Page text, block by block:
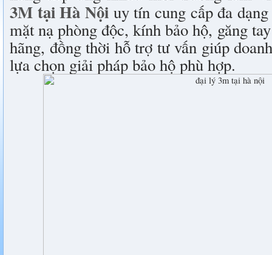
3M tại Hà Nộiuy tín cung cấp đa
mặt nạ phòng độc, kính bảo hộ, găng
hãng, đồng thời hỗ trợ tư vấn giúp
lựa chọn giải pháp bảo hộ phù hợp.